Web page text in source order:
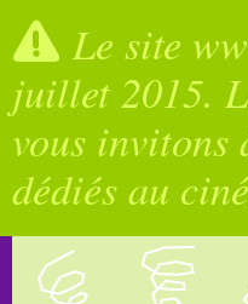
Le site
juillet 2015.
vous
dédiés au